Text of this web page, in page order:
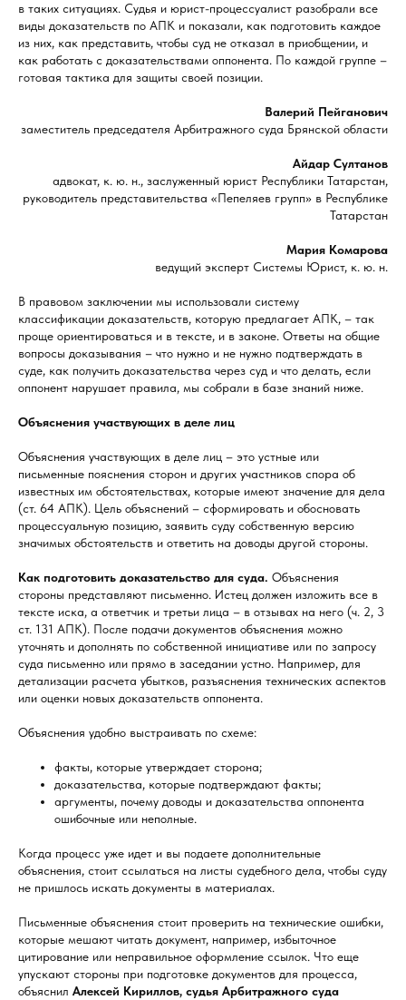
в таких ситуациях. Судья и юрист-процессуалист разобрали все
виды доказательств по АПК и показали, как подготовить каждое
из них, как представить, чтобы суд не отказал в приобщении, и
как работать с доказательствами оппонента. По каждой группе –
готовая тактика для защиты своей позиции.
Валерий Пейганович
заместитель председателя Арбитражного суда Брянской области
Айдар Султанов
адвокат, к. ю. н., заслуженный юрист Республики Татарстан,
руководитель представительства «Пепеляев групп» в Республике
Татарстан
Мария Комарова
ведущий эксперт Системы Юрист, к. ю. н.
В правовом заключении мы использовали систему
классификации доказательств, которую предлагает АПК, – так
проще ориентироваться и в тексте, и в законе. Ответы на общие
вопросы доказывания – что нужно и не нужно подтверждать в
суде, как получить доказательства через суд и что делать, если
оппонент нарушает правила, мы собрали в базе знаний ниже.
Объяснения участвующих в деле лиц
Объяснения участвующих в деле лиц – это устные или
письменные пояснения сторон и других участников спора об
известных им обстоятельствах, которые имеют значение для дела
(ст. 64 АПК). Цель объяснений – сформировать и обосновать
процессуальную позицию, заявить суду собственную версию
значимых обстоятельств и ответить на доводы другой стороны.
Как подготовить доказательство для суда. Объяснения
стороны представляют письменно. Истец должен изложить все в
тексте иска, а ответчик и третьи лица – в отзывах на него (ч. 2, 3
ст. 131 АПК). После подачи документов объяснения можно
уточнять и дополнять по собственной инициативе или по запросу
суда письменно или прямо в заседании устно. Например, для
детализации расчета убытков, разъяснения технических аспектов
или оценки новых доказательств оппонента.
Объяснения удобно выстраивать по схеме:
факты, которые утверждает сторона;
доказательства, которые подтверждают факты;
аргументы, почему доводы и доказательства оппонента
ошибочные или неполные.
Когда процесс уже идет и вы подаете дополнительные
объяснения, стоит ссылаться на листы судебного дела, чтобы суду
не пришлось искать документы в материалах.
Письменные объяснения стоит проверить на технические ошибки,
которые мешают читать документ, например, избыточное
цитирование или неправильное оформление ссылок. Что еще
упускают стороны при подготовке документов для процесса,
объяснил Алексей Кириллов, судья Арбитражного суда